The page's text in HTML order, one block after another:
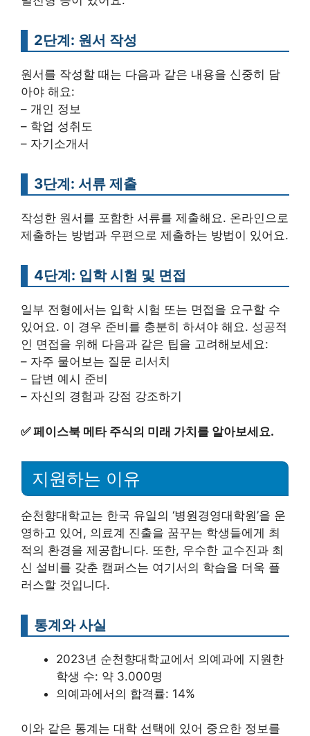
2단계: 원서 작성
원서를 작성할 때는 다음과 같은 내용을 신중히 담
아야 해요:
– 개인 정보
– 학업 성취도
– 자기소개서
3단계: 서류 제출
작성한 원서를 포함한 서류를 제출해요. 온라인으로
제출하는 방법과 우편으로 제출하는 방법이 있어요.
4단계: 입학 시험 및 면접
일부 전형에서는 입학 시험 또는 면접을 요구할 수
있어요. 이 경우 준비를 충분히 하셔야 해요. 성공적
인 면접을 위해 다음과 같은 팁을 고려해보세요:
– 자주 물어보는 질문 리서치
– 답변 예시 준비
– 자신의 경험과 강점 강조하기
✅페이스북 메타 주식의 미래 가치를 알아보세요.
지원하는 이유
순천향대학교는 한국 유일의 ‘병원경영대학원’을 운
영하고 있어, 의료계 진출을 꿈꾸는 학생들에게 최
적의 환경을 제공합니다. 또한, 우수한 교수진과 최
신 설비를 갖춘 캠퍼스는 여기서의 학습을 더욱 플
러스할 것입니다.
통계와 사실
2023년 순천향대학교에서 의예과에 지원한
학생 수: 약 3.000명
의예과에서의 합격률: 14%
이와 같은 통계는 대학 선택에 있어 중요한 정보를